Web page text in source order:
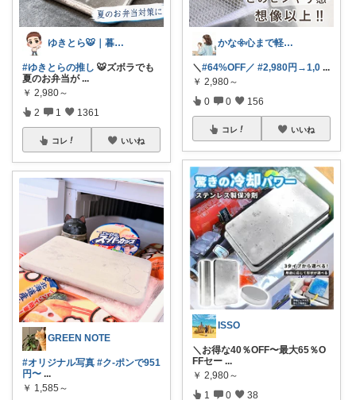
ゆきとら🐯｜暮らしをラクにしたいパパ
#ゆきとらの推し 🐯ズボラでも
夏のお弁当が ...
￥ 2,980～
2 1 1361
コレ いいね
GREEN NOTE
#オリジナル写真 #ク-ポンで951
円〜 ...
￥ 1,585～
かな𖧷心まで軽くなる暮らしの記録🌿
＼ #64%OFF／ #2,980円→1,0 ...
￥ 2,980～
0 0 156
コレ いいね
ISSO
＼お得な40％OFF〜最大65％O
FFセー ...
￥ 2,980～
1 0 38